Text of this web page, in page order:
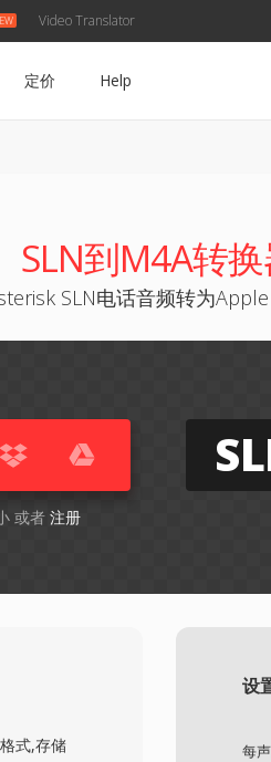
Video Translator
定价 Help
SLN到M4A转
SLN电话音频转为
或者 注册
设
每
式,存储